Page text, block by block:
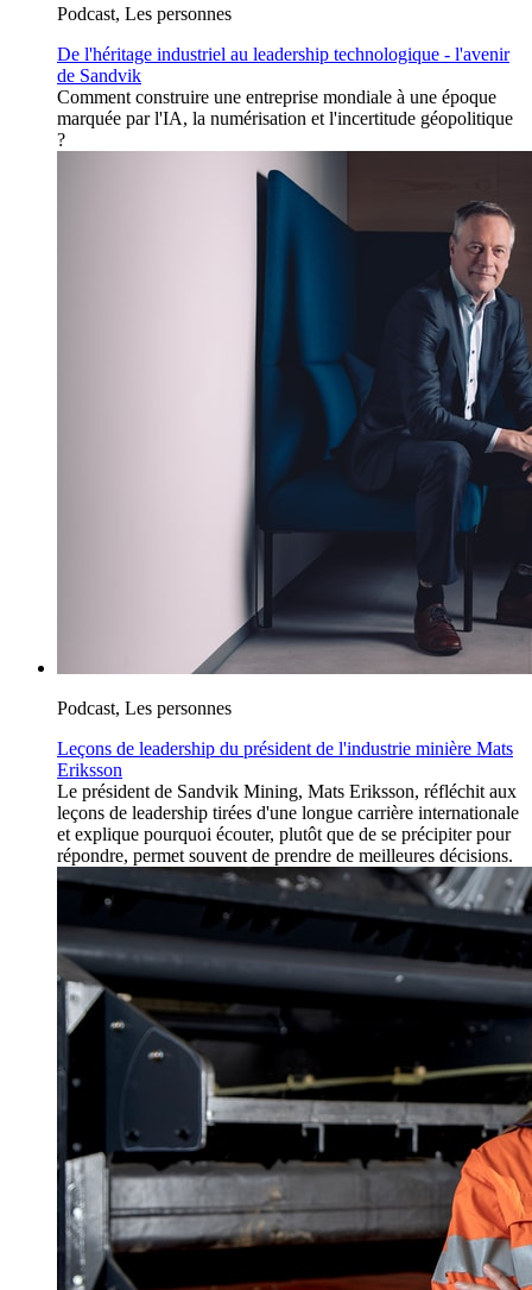
Podcast, Les personnes
De l'héritage industriel au leadership technologique - l'avenir
de Sandvik
Comment construire une entreprise mondiale à une époque
marquée par l'IA, la numérisation et l'incertitude géopolitique
?
Podcast, Les personnes
Leçons de leadership du président de l'industrie minière Mats
Eriksson
Le président de Sandvik Mining, Mats Eriksson, réfléchit aux
leçons de leadership tirées d'une longue carrière internationale
et explique pourquoi écouter, plutôt que de se précipiter pour
répondre, permet souvent de prendre de meilleures décisions.